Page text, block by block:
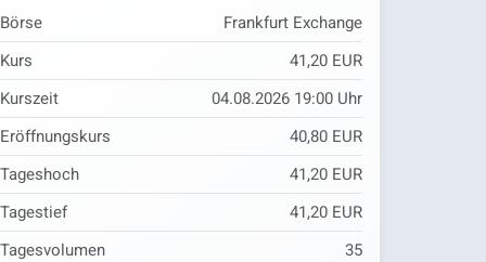
Börse
Frankfurt Exchange
Kurs
41,20 EUR
Kurszeit
04.08.2026 19:00 Uhr
Eröffnungskurs
40,80 EUR
Tageshoch
41,20 EUR
Tagestief
41,20 EUR
Tagesvolumen
35